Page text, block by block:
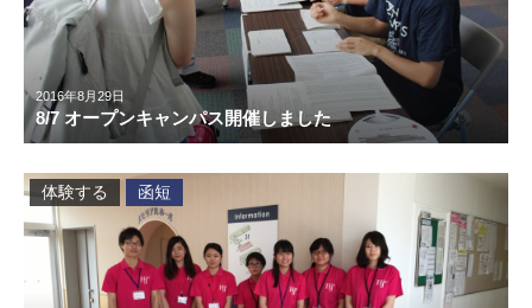
2016年8月29日
8/7 オープンキャンパス開催しました
体験する 函短